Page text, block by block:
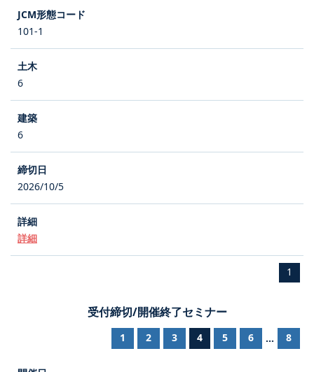
101-1
6
6
2026/10/5
詳細
1
受付締切/開催終了セミナー
1 2 3 4 5 6 ... 8